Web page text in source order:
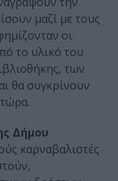
μαζί με τους
οι
το υλικό του
των
θα συγκρίνουν
Δήμου
καρναβαλιστές